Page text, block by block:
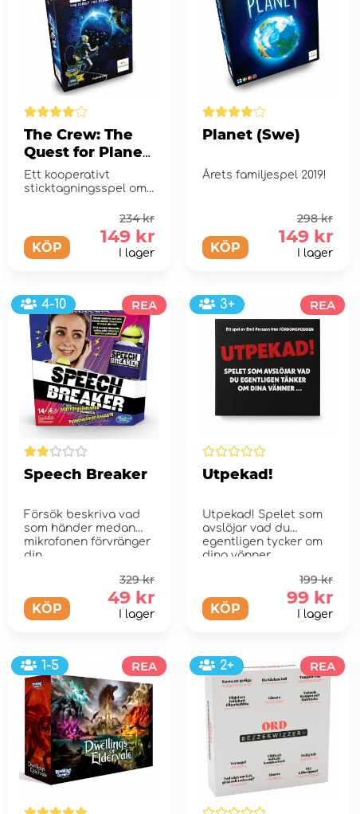
The Crew: The
Quest for Planet
Nine (Swe)
Ett kooperativt
sticktagningsspel om
KÖP
234 kr
149 kr
I lager
Planet (Swe)
Årets familjespel 2019!
KÖP
298 kr
149 kr
I lager
4-10 REA
Speech Breaker
Försök beskriva vad
som händer medan
mikrofonen förvränger
din ...
KÖP
329 kr
49 kr
I lager
3+ REA
Utpekad!
Utpekad! Spelet som
avslöjar vad du
egentligen tycker om
dina vänner…
KÖP
199 kr
99 kr
I lager
1-5 REA 2+ REA